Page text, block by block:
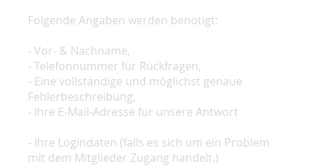
Folgende Angaben werden benötigt:
- Vor- & Nachname,
- Telefonnummer für Rückfragen,
- Eine vollständige und möglichst genaue
Fehlerbeschreibung,
- Ihre E-Mail-Adresse für unsere Antwort
- Ihre Logindaten (falls es sich um ein Problem
mit dem Mitglieder Zugang handelt.)